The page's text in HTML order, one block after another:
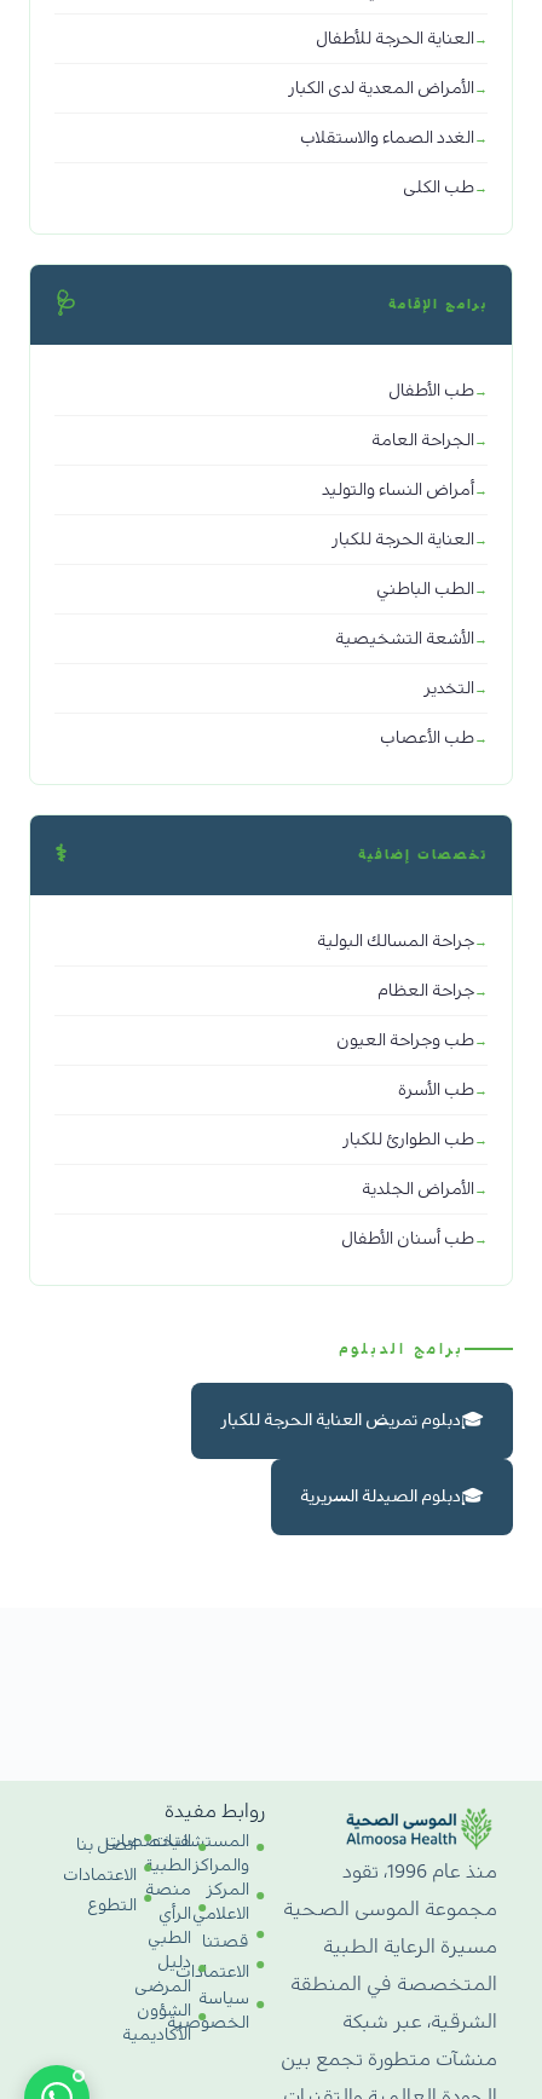
العناية الحرجة للأطفال
الأمراض المعدية لدى الكبار
الغدد الصماء والاستقلاب
طب الكلى
برامج الإقامة 🩺
طب الأطفال
الجراحة العامة
أمراض النساء والتوليد
العناية الحرجة للكبار
الطب الباطني
الأشعة التشخيصية
التخدير
طب الأعصاب
تخصصات إضافية ⚕️
جراحة المسالك البولية
جراحة العظام
طب وجراحة العيون
طب الأسرة
طب الطوارئ للكبار
الأمراض الجلدية
طب أسنان الأطفال
برامج الدبلوم
دبلوم تمريض العناية الحرجة للكبار
دبلوم الصيدلة السريرية
منذ عام 1996، تقود
مجموعة الموسى الصحية
مسيرة الرعاية الطبية
المتخصصة في المنطقة
الشرقية، عبر شبكة
منشآت متطورة تجمع بين
روابط مفيدة
المستشفيات
والمراكز
المركز
الاعلامي
قصتنا
الاعتمادات
سياسة
الخصوصية
التخصصات
الطبية
منصة
الرأي
الطبي
دليل
المرضى
الشؤون
الأكاديمية
اتصل بنا
الاعتمادات
التطوع